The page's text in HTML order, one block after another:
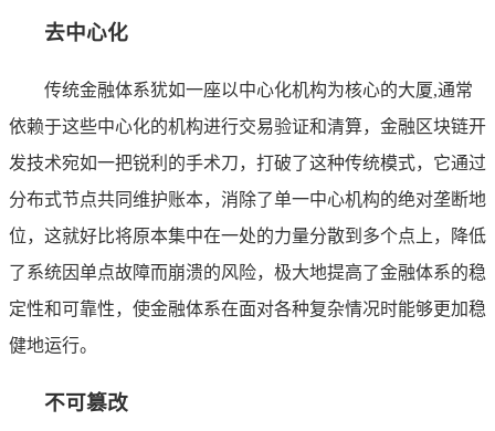
去中心化
传统金融体系犹如一座以中心化机构为核心的大厦,通常
依赖于这些中心化的机构进行交易验证和清算，金融区块链开
发技术宛如一把锐利的手术刀，打破了这种传统模式，它通过
分布式节点共同维护账本，消除了单一中心机构的绝对垄断地
位，这就好比将原本集中在一处的力量分散到多个点上，降低
了系统因单点故障而崩溃的风险，极大地提高了金融体系的稳
定性和可靠性，使金融体系在面对各种复杂情况时能够更加稳
健地运行。
不可篡改